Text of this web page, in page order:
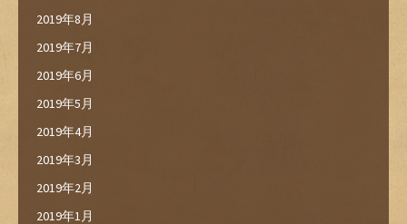
2019年8月
2019年7月
2019年6月
2019年5月
2019年4月
2019年3月
2019年2月
2019年1月